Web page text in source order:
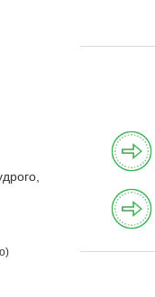
27, Дніпро, Україна